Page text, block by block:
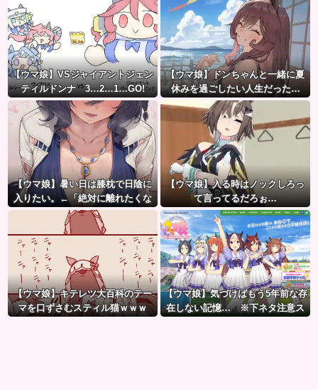
【ウマ娘】VSジャイアントジェン
ティルドンナ 3…2…1…GO!
【ウマ娘】ドンちゃんと一緒に夏
休みを過ごしたい人生だった…
【ウマ娘】暑い日は膝枕で日陰に
入りたい。←「絶対に離れたくな
い場所だな」
【ウマ娘】入る時はノックしろっ
て言ってるだろぉ…
【ウマ娘】キテレツ大百科のテー
マを口ずさむスティル猫ｗｗｗ
【ウマ娘】気づけばもう5年前な存
在しない記憶… ※下ネタ注意ス